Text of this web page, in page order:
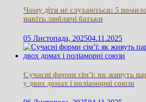
Чому діти не слухаються: 5
навіть люблячі батьки
05 Листопада, 202504.11.2025
Сучасні форми сім’ї: як живуть
у двох домах і поліаморні союзи